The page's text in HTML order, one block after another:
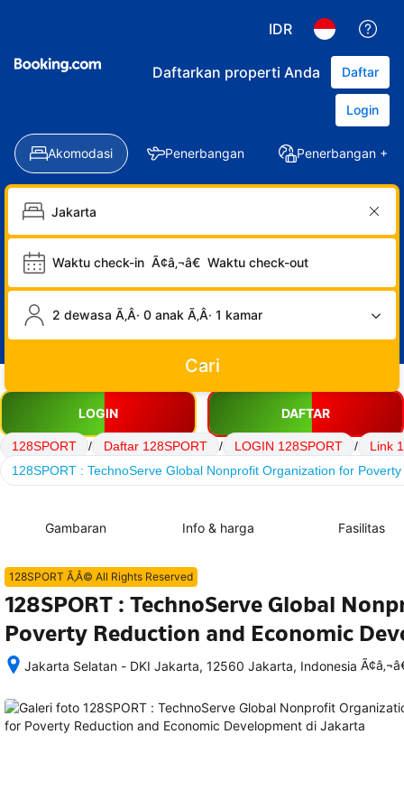
IDR
Daftarkan properti Anda Daftar
Login
Akomodasi Penerbangan Penerbangan +
Waktu check-in Ã¢â‚¬â€ Waktu check-out
2 dewasa Ã‚Â· 0 anak Ã‚Â· 1 kamar
Cari
LOGIN DAFTAR
128SPORT / Daftar 128SPORT / LOGIN 128SPORT /
Link
128SPORT : TechnoServe Global Nonprofit Organization for
Gambaran Info & harga Fasilitas
128SPORT Ã‚Â© All Rights Reserved
128SPORT : TechnoServe Global
Poverty Reduction and Economic
Jakarta Selatan - DKI Jakarta, 12560 Jakarta, Indonesia
memesan,
semua